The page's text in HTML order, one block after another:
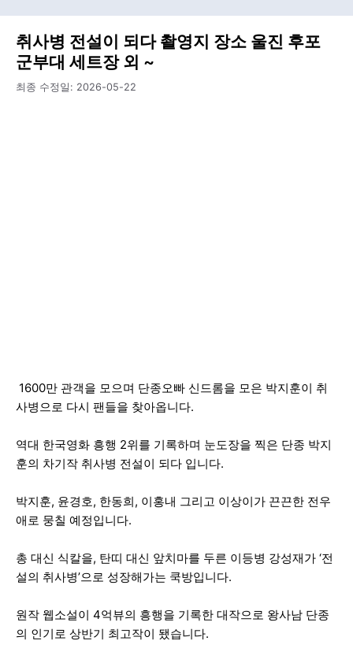
취사병 전설이 되다 촬영지 장소 울진 후포
군부대 세트장 외 ~
최종 수정일: 2026-05-22
1600만 관객을 모으며 단종오빠 신드롬을 모은 박지훈이 취
사병으로 다시 팬들을 찾아옵니다.
역대 한국영화 흥행 2위를 기록하며 눈도장을 찍은 단종 박지
훈의 차기작 취사병 전설이 되다 입니다.
박지훈, 윤경호, 한동희, 이홍내 그리고 이상이가 끈끈한 전우
애로 뭉칠 예정입니다.
총 대신 식칼을, 탄띠 대신 앞치마를 두른 이등병 강성재가 ‘전
설의 취사병’으로 성장해가는 쿡방입니다.
원작 웹소설이 4억뷰의 흥행을 기록한 대작으로 왕사남 단종
의 인기로 상반기 최고작이 됐습니다.